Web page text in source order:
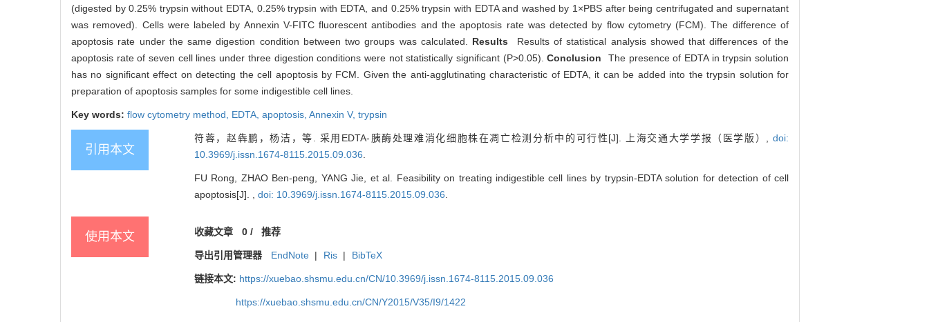
(digested by 0.25% trypsin without EDTA, 0.25% trypsin with EDTA, and 0.25% trypsin with EDTA and washed by 1×PBS after being centrifugated and supernatant
was removed). Cells were labeled by Annexin V-FITC fluorescent antibodies and the apoptosis rate was detected by flow cytometry (FCM). The difference of
apoptosis rate under the same digestion condition between two groups was calculated. Results Results of statistical analysis showed that differences of the
apoptosis rate of seven cell lines under three digestion conditions were not statistically significant (P>0.05).Conclusion The presence of EDTA in trypsin solution
has no significant effect on detecting the cell apoptosis by FCM. Given the anti-agglutinating characteristic of EDTA, it can be added into the trypsin solution for
preparation of apoptosis samples for some indigestible cell lines.
Key words: flow cytometry method, EDTA, apoptosis, Annexin V, trypsin
引用本文
符蓉，赵犇鹏，杨洁，等. 采用EDTA-胰酶处理难消化细胞株在凋亡检测分析中的可行性[J]. 上海交通大学学报（医学版）, doi:
10.3969/j.issn.1674-8115.2015.09.036.
FU Rong, ZHAO Ben-peng, YANG Jie, et al. Feasibility on treating indigestible cell lines by trypsin-EDTA solution for detection of cell
apoptosis[J]. , doi: 10.3969/j.issn.1674-8115.2015.09.036.
使用本文 收藏文章 0/ 推荐
导出引用管理器 EndNote | Ris | BibTeX
链接本文: https://xuebao.shsmu.edu.cn/CN/10.3969/j.issn.1674-8115.2015.09.036
https://xuebao.shsmu.edu.cn/CN/Y2015/V35/I9/1422